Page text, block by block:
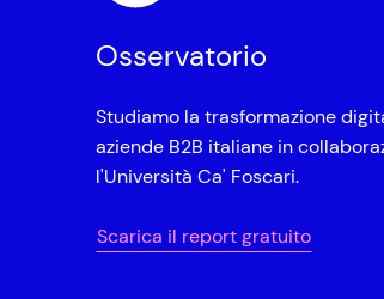
Osservatorio
Studiamo la trasformazione
aziende B2B italiane in
l'Università Ca' Foscari.
Scarica il report gratuito